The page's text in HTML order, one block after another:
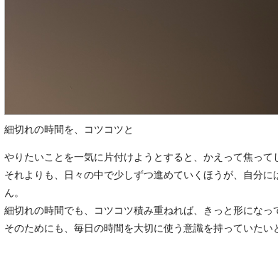
細切れの時間を、コツコツと
やりたいことを一気に片付けようとすると、かえって焦って
それよりも、日々の中で少しずつ進めていくほうが、自分
ん。
細切れの時間でも、コツコツ積み重ねれば、きっと形になっ
そのためにも、毎日の時間を大切に使う意識を持っていたい